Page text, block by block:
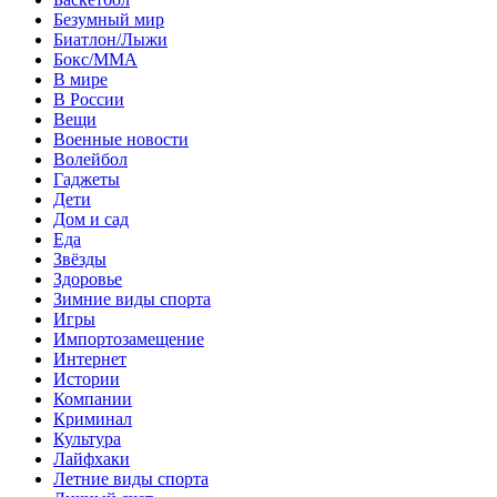
Безумный мир
Биатлон/Лыжи
Бокс/MMA
В мире
В России
Вещи
Военные новости
Волейбол
Гаджеты
Дети
Дом и сад
Еда
Звёзды
Здоровье
Зимние виды спорта
Игры
Импортозамещение
Интернет
Истории
Компании
Криминал
Культура
Лайфхаки
Летние виды спорта